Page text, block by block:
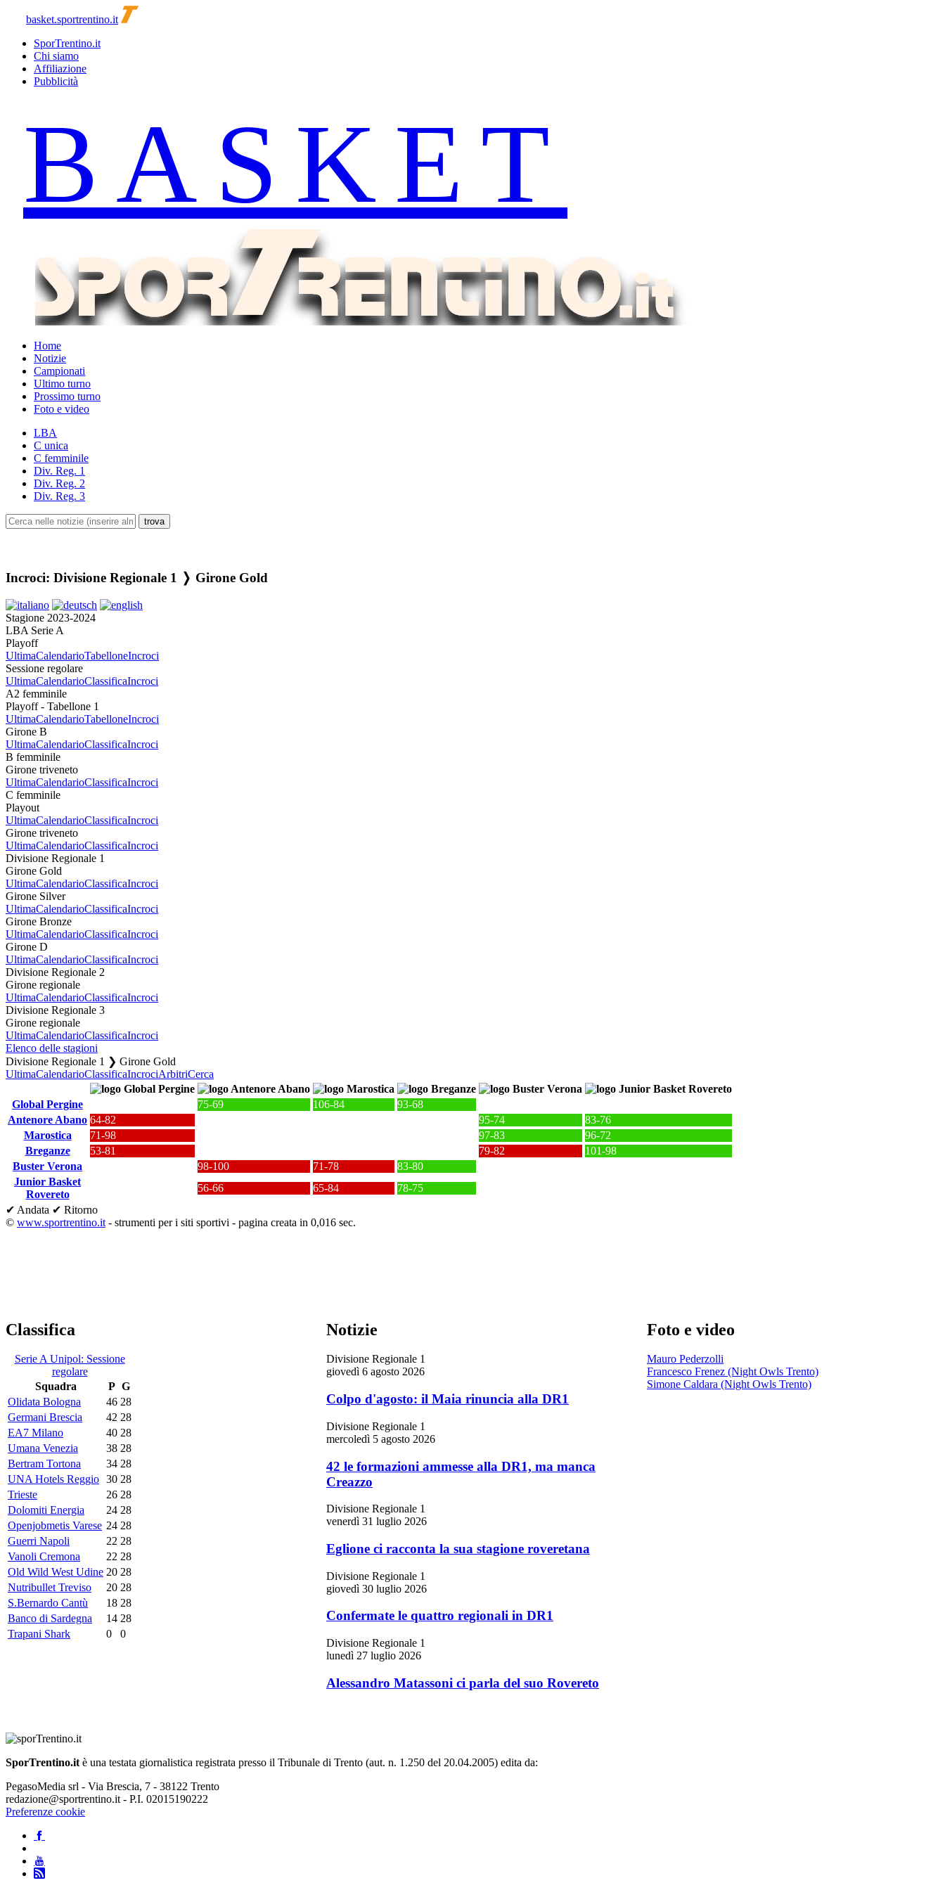
basket.sportrentino.it
SporTrentino.it
Chi siamo
Affiliazione
Pubblicità
Home
Notizie
Campionati
Ultimo turno
Prossimo turno
Foto e video
LBA
C unica
C femminile
Div. Reg. 1
Div. Reg. 2
Div. Reg. 3
Incroci: Divisione Regionale 1 ❭ Girone Gold
Stagione 2023-2024
LBA Serie A
Playoff
UltimaCalendarioTabelloneIncroci
Sessione regolare
UltimaCalendarioClassificaIncroci
A2 femminile
Playoff - Tabellone 1
UltimaCalendarioTabelloneIncroci
Girone B
UltimaCalendarioClassificaIncroci
B femminile
Girone triveneto
UltimaCalendarioClassificaIncroci
C femminile
Playout
UltimaCalendarioClassificaIncroci
Girone triveneto
UltimaCalendarioClassificaIncroci
Divisione Regionale 1
Girone Gold
UltimaCalendarioClassificaIncroci
Girone Silver
UltimaCalendarioClassificaIncroci
Girone Bronze
UltimaCalendarioClassificaIncroci
Girone D
UltimaCalendarioClassificaIncroci
Divisione Regionale 2
Girone regionale
UltimaCalendarioClassificaIncroci
Divisione Regionale 3
Girone regionale
UltimaCalendarioClassificaIncroci
Elenco delle stagioni
Divisione Regionale 1 ❯ Girone Gold
UltimaCalendarioClassificaIncrociArbitriCerca
Global Pergine 75-69 106-84
93-68
Antenore Abano 64-82 95-74
83-76
Marostica
71-98 97-83
96-72
Breganze
53-81 79-82
101-98
Buster Verona
98-100 71-78
83-80
Junior Basket
Rovereto
56-66 65-84
78-75
✔ Andata ✔ Ritorno
© www.sportrentino.it - strumenti per i siti sportivi - pagina creata in 0,016 sec.
Classifica
Serie A Unipol: Sessione
regolare
Squadra
P G
Olidata Bologna
46 28
Germani Brescia
42 28
EA7 Milano
40 28
Umana Venezia
38 28
Bertram Tortona
34 28
UNA Hotels Reggio 30 28
Trieste
26 28
Dolomiti Energia
24 28
Openjobmetis Varese 24 28
Guerri Napoli
22 28
Vanoli Cremona
22 28
Old Wild West Udine 20 28
Nutribullet Treviso
20 28
S.Bernardo Cantù
18 28
Banco di Sardegna
14 28
Trapani Shark
0 0
Notizie
Divisione Regionale 1
giovedì 6 agosto 2026
Colpo d'agosto: il Maia rinuncia alla DR1
Divisione Regionale 1
mercoledì 5 agosto 2026
42 le formazioni ammesse alla DR1, ma manca
Creazzo
Divisione Regionale 1
venerdì 31 luglio 2026
Eglione ci racconta la sua stagione roveretana
Divisione Regionale 1
giovedì 30 luglio 2026
Confermate le quattro regionali in DR1
Divisione Regionale 1
lunedì 27 luglio 2026
Alessandro Matassoni ci parla del suo Rovereto
Foto e video
Mauro Pederzolli
Francesco Frenez (Night Owls Trento)
Simone Caldara (Night Owls Trento)
SporTrentino.it è una testata giornalistica registrata presso il Tribunale di Trento (aut. n. 1.250 del 20.04.2005) edita da:
PegasoMedia srl - Via Brescia, 7 - 38122 Trento
redazione@sportrentino.it - P.I. 02015190222
Preferenze cookie